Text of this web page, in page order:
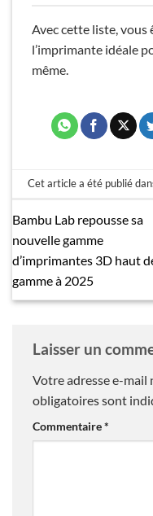
Avec cette liste, vous
l’imprimante idéale
même.
Cet article a été publié
Bambu Lab repousse sa
nouvelle gamme
d’imprimantes 3D haut
gamme à 2025
Laisser un
Votre adresse e-mail
obligatoires sont
Commentaire*